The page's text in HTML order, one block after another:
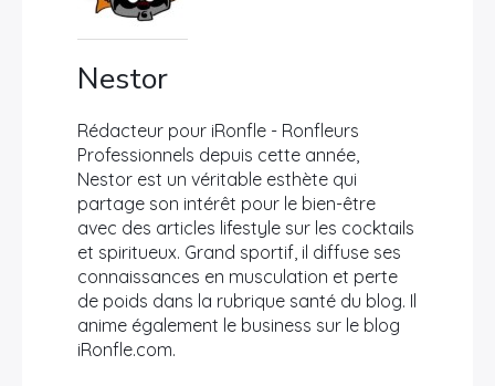
Nestor
Rédacteur pour iRonfle - Ronfleurs
Professionnels depuis cette année,
Nestor est un véritable esthète qui
partage son intérêt pour le bien-être
avec des articles lifestyle sur les cocktails
et spiritueux. Grand sportif, il diffuse ses
connaissances en musculation et perte
de poids dans la rubrique santé du blog. Il
anime également le business sur le blog
iRonfle.com.